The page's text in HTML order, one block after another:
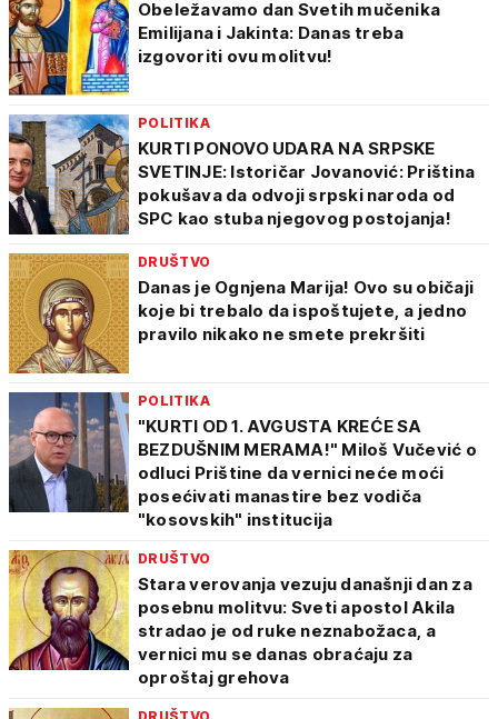
Obeležavamo dan Svetih mučenika
Emilijana i Jakinta: Danas treba
izgovoriti ovu molitvu!
POLITIKA
KURTI PONOVO UDARA NA SRPSKE
SVETINJE: Istoričar Jovanović: Priština
pokušava da odvoji srpski naroda od
SPC kao stuba njegovog postojanja!
DRUŠTVO
Danas je Ognjena Marija! Ovo su običaji
koje bi trebalo da ispoštujete, a jedno
pravilo nikako ne smete prekršiti
POLITIKA
"KURTI OD 1. AVGUSTA KREĆE SA
BEZDUŠNIM MERAMA!" Miloš Vučević o
odluci Prištine da vernici neće moći
posećivati manastire bez vodiča
"kosovskih" institucija
DRUŠTVO
Stara verovanja vezuju današnji dan za
posebnu molitvu: Sveti apostol Akila
stradao je od ruke neznabožaca, a
vernici mu se danas obraćaju za
oproštaj grehova